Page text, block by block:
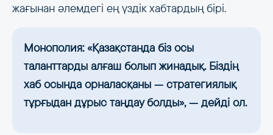
жағынан әлемдегі ең үздік хабтардың бірі.
Монополия: «Қазақстанда біз осы
таланттарды алғаш болып жинадық. Біздің
хаб осында орналасқаны — стратегиялық
тұрғыдан дұрыс таңдау болды», — дейді ол.